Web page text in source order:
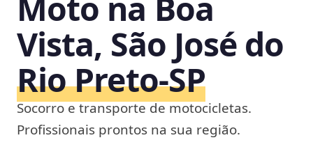
Vista, São José do
Rio Preto‑SP
Socorro e transporte de motocicletas.
Profissionais prontos na sua região.